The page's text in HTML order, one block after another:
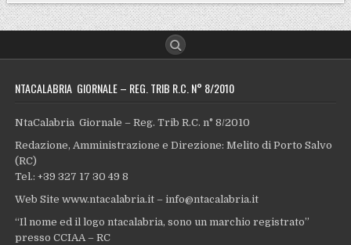
NTACALABRIA GIORNALE – REG. TRIB R.C. N° 8/2010
NtaCalabria Giornale – Reg. Trib R.C. n° 8/2010
Redazione, Amministrazione e Direzione: Melito di Porto Salvo
(RC)
Tel.: +39 327 17 30 49 8
Web Site www.ntacalabria.it – info@ntacalabria.it
“Il nome ed il logo ntacalabria, sono un marchio registrato”
presso CCIAA – RC